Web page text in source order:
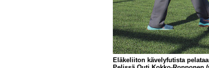
Eläkeliiton kävelyfutista